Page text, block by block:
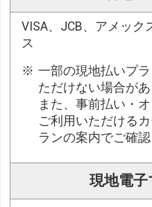
VISA、JCB、アメック
ス
一部の現地払いプ
ただけない場合があ
また、事前払い・
ご利用いただける
ランの案内でご確認
現地電